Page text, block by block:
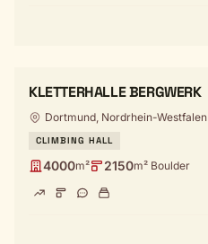
KLETTERHALLE BERGWERK
Dortmund, Nordrhein-Westfalen
CLIMBING HALL
4000m² 2150m² Boulder